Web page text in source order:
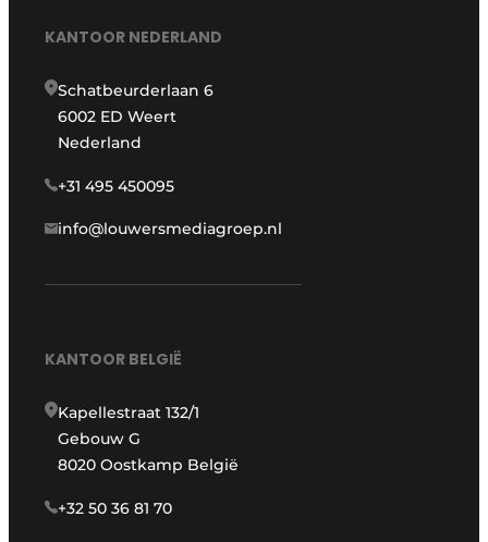
KANTOOR NEDERLAND
Schatbeurderlaan 6
6002 ED Weert
Nederland
+31 495 450095
info@louwersmediagroep.nl
KANTOOR BELGIË
Kapellestraat 132/1
Gebouw G
8020 Oostkamp België
+32 50 36 81 70